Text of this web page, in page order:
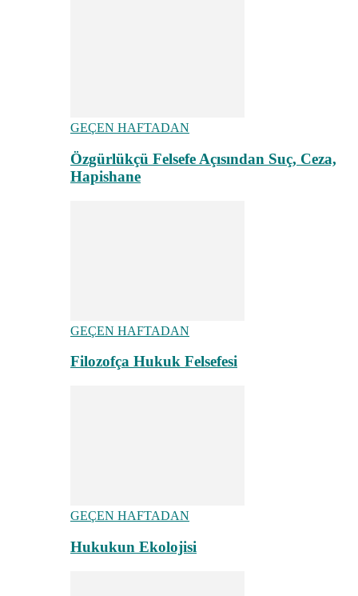
GEÇEN HAFTADAN
Özgürlükçü Felsefe Açısından Suç, Ceza,
Hapishane
GEÇEN HAFTADAN
Filozofça Hukuk Felsefesi
GEÇEN HAFTADAN
Hukukun Ekolojisi